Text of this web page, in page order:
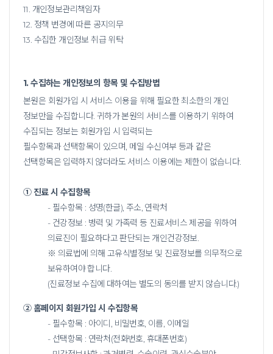
11. 개인정보관리책임자
12. 정책 변경에 따른 공지의무
13. 수집한 개인정보 취급 위탁
1. 수집하는 개인정보의 항목 및 수집방법
본원은 회원가입 시 서비스 이용을 위해 필요한 최소한의 개인
정보만을 수집합니다. 귀하가 본원의 서비스를 이용하기 위하여
수집되는 정보는 회원가입 시 입력되는
필수항목과 선택항목이 있으며, 메일 수신여부 등과 같은
선택항목은 입력하지 않더라도 서비스 이용에는 제한이 없습니다.
① 진료 시 수집항목
- 필수항목 : 성명(한글), 주소, 연락처
- 건강정보 : 병력 및 가족력 등 진료서비스 제공을 위하여
의료진이 필요하다고 판단되는 개인건강정보.
※ 의료법에 의해 고유식별정보 및 진료정보를 의무적으로
보유하여야 합니다.
(진료정보 수집에 대하여는 별도의 동의를 받지 않습니다.)
② 홈페이지 회원가입 시 수집항목
- 필수항목 : 아이디, 비밀번호, 이름, 이메일
- 선택항목 : 연락처(전화번호, 휴대폰번호)